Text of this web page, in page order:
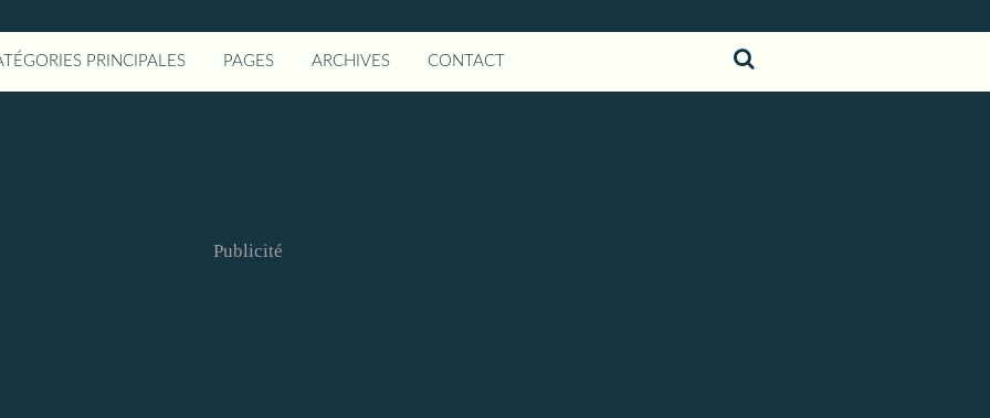
PRINCIPALES PAGES ARCHIVES CONTACT
Publicité